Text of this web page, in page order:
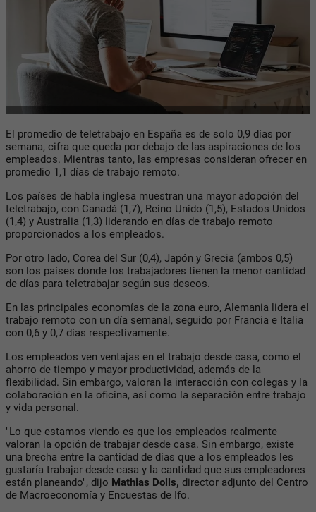
El promedio de teletrabajo en España es de solo 0,9 días por
semana, cifra que queda por debajo de las aspiraciones de los
empleados. Mientras tanto, las empresas consideran ofrecer en
promedio 1,1 días de trabajo remoto.
Los países de habla inglesa muestran una mayor adopción del
teletrabajo, con Canadá (1,7), Reino Unido (1,5), Estados Unidos
(1,4) y Australia (1,3) liderando en días de trabajo remoto
proporcionados a los empleados.
Por otro lado, Corea del Sur (0,4), Japón y Grecia (ambos 0,5)
son los países donde los trabajadores tienen la menor cantidad
de días para teletrabajar según sus deseos.
En las principales economías de la zona euro, Alemania lidera el
trabajo remoto con un día semanal, seguido por Francia e Italia
con 0,6 y 0,7 días respectivamente.
Los empleados ven ventajas en el trabajo desde casa, como el
ahorro de tiempo y mayor productividad, además de la
flexibilidad. Sin embargo, valoran la interacción con colegas y la
colaboración en la oficina, así como la separación entre trabajo
y vida personal.
"Lo que estamos viendo es que los empleados realmente
valoran la opción de trabajar desde casa. Sin embargo, existe
una brecha entre la cantidad de días que a los empleados les
gustaría trabajar desde casa y la cantidad que sus empleadores
están planeando", dijo Mathias Dolls, director adjunto del Centro
de Macroeconomía y Encuestas de Ifo.